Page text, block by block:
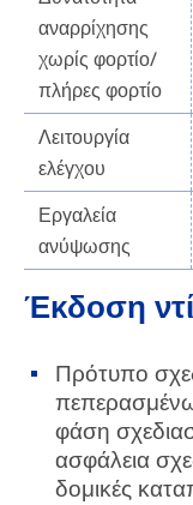
αναρρίχησης
χωρίς φορτίο/
πλήρες φορτίο
Λειτουργία
ελέγχου
Εργαλεία
ανύψωσης
Έκδοση
Πρότυπο
φάση
ασφάλεια
δομικές